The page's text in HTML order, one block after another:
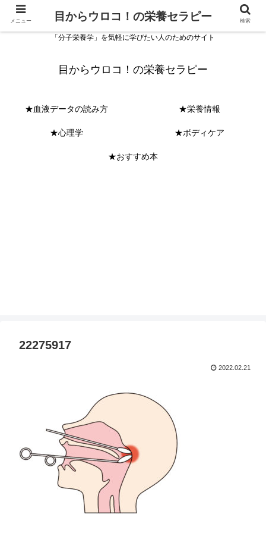
「分子栄養学」を気軽に学びたい人のためのサイト
目からウロコ！の栄養セラピー
★血液データの読み方 ★栄養情報
★心理学 ★ボディケア
★おすすめ本
22275917
2022.02.21
メニュー 目からウロコ！の栄養セラピー 検索